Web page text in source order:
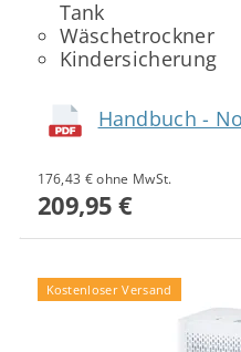
Tank
Wäschetrockner
Kindersicherung
Handbuch -
176,43 € ohne MwSt.
209,95 €
Kostenloser Versand